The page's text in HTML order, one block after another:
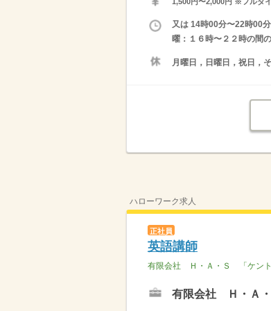
又は 14時00分〜22時00
曜：１６時〜２２時の間
月曜日，日曜日，祝日，
ハローワーク求人
正社員
英語講師
有限会社 Ｈ・Ａ・Ｓ 「ケント
有限会社 Ｈ・Ａ